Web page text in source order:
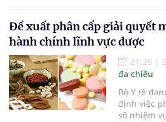
họng, cảm
Đề xuất phân cấp giải quyết
hành chính lĩnh vực dược
21:26 |
đa chiều
Bộ Y tế
định việc
số nhiệm